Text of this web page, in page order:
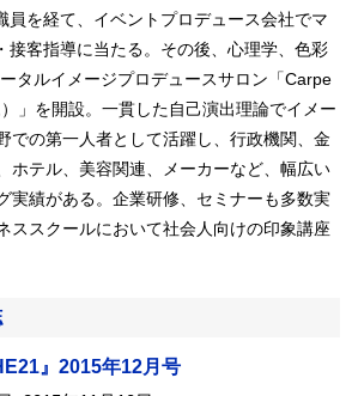
員を経て、イベントプロデュース会社でマ
接客指導に当たる。その後、心理学、色彩
タルイメージプロデュースサロン「Carpe
」を開設。一貫した自己演出理論でイメー
での第一人者として活躍し、行政機関、金
ホテル、美容関連、メーカーなど、幅広い
実績がある。企業研修、セミナーも多数実
ススクールにおいて社会人向けの印象講座
』2015年12月号